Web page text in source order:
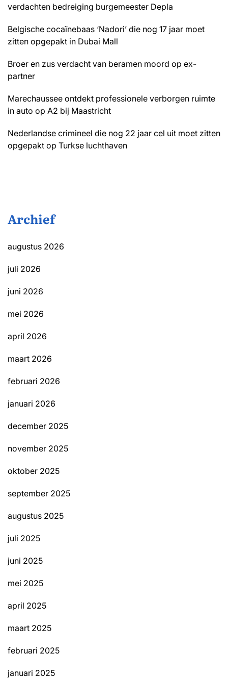
verdachten bedreiging burgemeester Depla
Belgische cocaïnebaas ‘Nadori’ die nog 17 jaar moet
zitten opgepakt in Dubai Mall
Broer en zus verdacht van beramen moord op ex-
partner
Marechaussee ontdekt professionele verborgen ruimte
in auto op A2 bij Maastricht
Nederlandse crimineel die nog 22 jaar cel uit moet zitten
opgepakt op Turkse luchthaven
Archief
augustus 2026
juli 2026
juni 2026
mei 2026
april 2026
maart 2026
februari 2026
januari 2026
december 2025
november 2025
oktober 2025
september 2025
augustus 2025
juli 2025
juni 2025
mei 2025
april 2025
maart 2025
februari 2025
januari 2025